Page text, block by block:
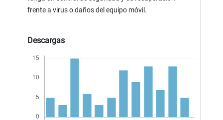
frente a virus o daños del equipo móvil.
Descargas